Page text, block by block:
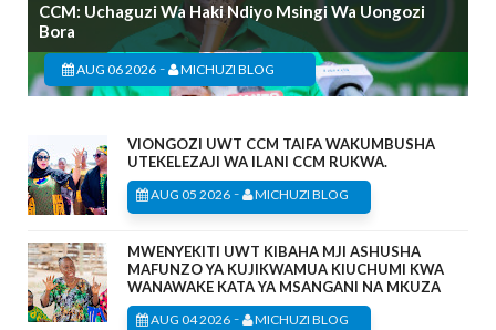
CCM: Uchaguzi Wa Haki Ndiyo Msingi Wa Uongozi
Bora
AUG 06 2026 - MICHUZI BLOG
VIONGOZI UWT CCM TAIFA WAKUMBUSHA
UTEKELEZAJI WA ILANI CCM RUKWA.
AUG 05 2026 - MICHUZI BLOG
MWENYEKITI UWT KIBAHA MJI ASHUSHA
MAFUNZO YA KUJIKWAMUA KIUCHUMI KWA
WANAWAKE KATA YA MSANGANI NA MKUZA
AUG 04 2026 - MICHUZI BLOG